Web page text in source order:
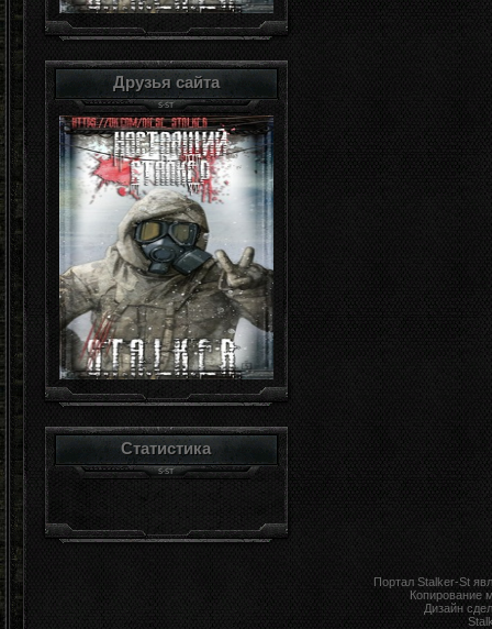
Друзья сайта
Статистика
Портал Stalker-St
Копирование
Дизайн